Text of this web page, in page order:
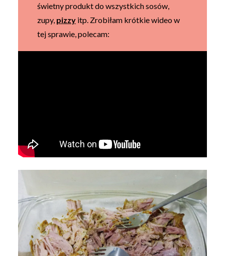
świetny produkt do wszystkich sosów,
zupy, pizzyitp. Zrobiłam krótkie wideo w
tej sprawie, polecam: